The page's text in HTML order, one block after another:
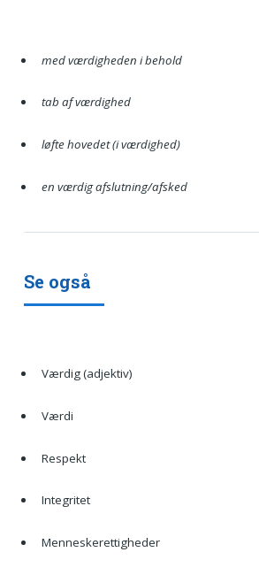
med værdigheden i behold
tab af værdighed
løfte hovedet (i værdighed)
en værdig afslutning/afsked
Se også
Værdig (adjektiv)
Værdi
Respekt
Integritet
Menneskerettigheder